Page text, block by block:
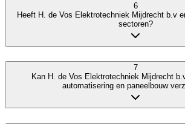
6
Heeft H. de Vos Elektrotechniek Mijdrecht b.v
sectoren?
7
Kan H. de Vos Elektrotechniek Mijdrecht
automatisering en paneelbouw